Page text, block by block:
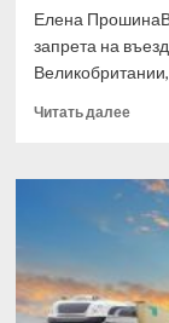
Елена
запрета на
Читать далее
РФ
в
из ЕС